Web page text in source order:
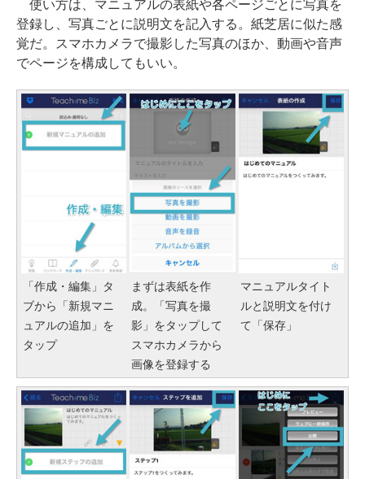
使い方は、マニュアルの表紙や各ページごとに写真を
登録し、写真ごとに説明文を記入する。紙芝居に似た感
覚だ。スマホカメラで撮影した写真のほか、動画や音声
でページを構成してもいい。
「作成・編集」タ
ブから「新規マニ
ュアルの追加」を
タップ
まずは表紙を作
成。「写真を撮
影」をタップして
スマホカメラから
画像を登録する
マニュアルタイト
ルと説明文を付け
て「保存」